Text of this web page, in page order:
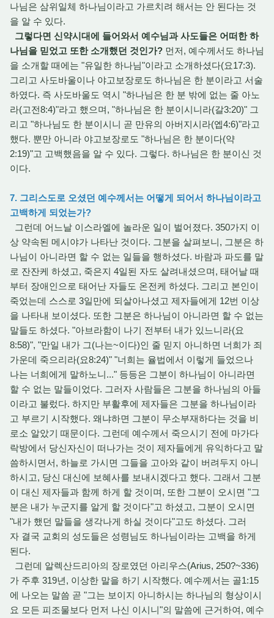
나님은 삼위일체 하나님이라고 가르치려 해서는 안 된다는 것
을 알 수 있다.
그렇다면 신약시대에 들어와서 예수님과 사도들은 어떠한 하
나님을 믿었고 또한 소개했던 것인가? 먼저, 예수께서도 하나님
을 소개할 때에는 "유일한 하나님"이라고 소개하셨다(요17:3).
그리고 사도바울이나 야고보장로도 하나님은 한 분이라고 서술
하였다. 즉 사도바울도 역시 "하나님은 한 분 밖에 없는 줄 아노
라(고전8:4)"라고 했으며, "하나님은 한 분이시니라(갈3:20)" 그
리고 "하나님도 한 분이시니 곧 만유의 아버지시라(엡4:6)"라고
했다. 뿐만 아니라 야고보장로도 "하나님은 한 분이다(약
2:19)"고 고백했음을 알 수 있다. 그렇다. 하나님은 한 분이신 것
이다.
7. 그리스도로 오셨던 예수께서는 어떻게 되어서 하나님이라고
고백하게 되었는가?
그런데 어느날 이스라엘에 놀라운 일이 벌어졌다. 350가지 이
상 약속된 메시야가 나타난 것이다. 그분을 살펴보니, 그분은 하
나님이 아니라면 할 수 없는 일들을 행하셨다. 바람과 파도를 말
로 잔잔케 하셨고, 죽은지 4일된 자도 살려내셨으며, 태어날 때
부터 장애인으로 태어난 자들도 온전케 하셨다. 그리고 본인이
죽었는데 스스로 3일만에 되살아나셨고 제자들에게 12번 이상
을 나타내 보이셨다. 또한 그분은 하나님이 아니라면 할 수 없는
말들도 하셨다. "아브라함이 나기 전부터 내가 있느니라(요
8:58)", "만일 내가 그(나는~이다)인 줄 믿지 아니하면 너희가 죄
가운데 죽으리라(요8:24)" "너희는 율법에서 이렇게 들었으나
나는 너희에게 말하노니..." 등등은 그분이 하나님이 아니라면
할 수 없는 말들이었다. 그러자 사람들은 그분을 하나님의 아들
이라고 불렀다. 하지만 부활후에 제자들은 그분을 하나님이라
고 부르기 시작했다. 왜냐하면 그분이 무소부재하다는 것을 비
로소 알았기 때문이다. 그런데 예수께서 죽으시기 전에 마가다
락방에서 당신자신이 떠나가는 것이 제자들에게 유익하다고 말
씀하시면서, 하늘로 가시면 그들을 고아와 같이 버려두지 아니
하시고, 당신 대신에 보혜사를 보내시겠다고 했다. 그래서 그분
이 대신 제자들과 함께 하게 할 것이며, 또한 그분이 오시면 "그
분은 내가 누군지를 알게 할 것이다"고 하셨고, 그분이 오시면
"내가 했던 말들을 생각나게 하실 것이다"고도 하셨다. 그러
자 결국 교회의 성도들은 성령님도 하나님이라는 고백을 하게
된다.
그런데 알렉산드리아의 장로였던 아리우스(Arius, 250?~336)
가 주후 319년, 이상한 말을 하기 시작했다. 예수께서는 골1:15
에 나오는 말씀 곧 "그는 보이지 아니하시는 하나님의 형상이시
요 모든 피조물보다 먼저 나신 이시니"의 말씀에 근거하여, 예수